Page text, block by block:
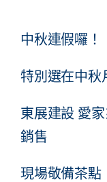
中秋連假囉！
特別選在中秋
東展建設 愛
銷售
現場敬備茶點